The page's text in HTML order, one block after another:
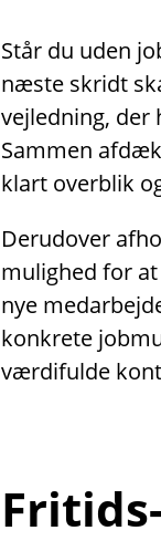
Står du uden
næste skridt
vejledning, der
Sammen
klart overblik
Derudover
mulighed for
nye
konkrete
værdifulde